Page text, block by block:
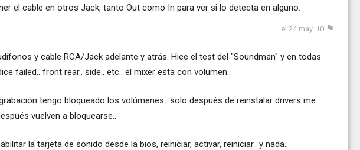
el cable en otros Jack, tanto Out como In para ver si lo detecta en alguno.
el 24 may. 10
y cable RCA/Jack adelante y atrás. Hice el test del "Soundman" y en todas
failed.. front rear.. side.. etc.. el mixer esta con volumen..
tengo bloqueado los volúmenes.. solo después de reinstalar drivers me
vuelven a bloquearse..
la tarjeta de sonido desde la bios, reiniciar, activar, reiniciar.. y nada..